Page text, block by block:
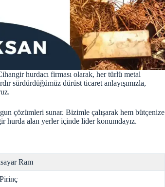
hurdacı firması olarak, her türlü metal
sürdürdüğümüz dürüst ticaret anlayışımızla,
çözümleri sunar. Bizimle çalışarak hem bütçenize
hurda alan yerler içinde lider konumdayız.
Ram